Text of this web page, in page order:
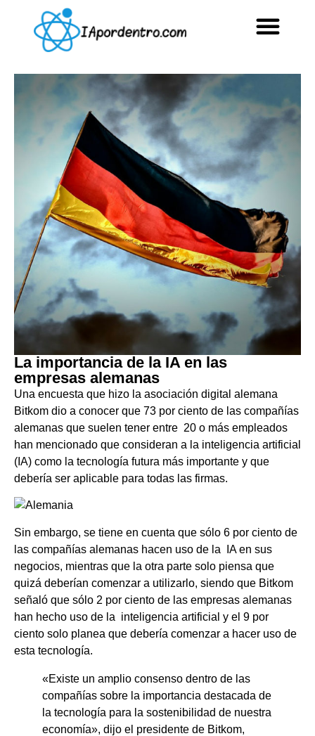
La importancia de la IA en las
empresas alemanas
Una encuesta que hizo la asociación digital alemana
Bitkom dio a conocer que 73 por ciento de las compañías
alemanas que suelen tener entre 20 o más empleados
han mencionado que consideran a la inteligencia artificial
(IA) como la tecnología futura más importante y que
debería ser aplicable para todas las firmas.
Sin embargo, se tiene en cuenta que sólo 6 por ciento de
las compañías alemanas hacen uso de la IA en sus
negocios, mientras que la otra parte solo piensa que
quizá deberían comenzar a utilizarlo, siendo que Bitkom
señaló que sólo 2 por ciento de las empresas alemanas
han hecho uso de la inteligencia artificial y el 9 por
ciento solo planea que debería comenzar a hacer uso de
esta tecnología.
«Existe un amplio consenso dentro de las
compañías sobre la importancia destacada de
la tecnología para la sostenibilidad de nuestra
economía», dijo el presidente de Bitkom,